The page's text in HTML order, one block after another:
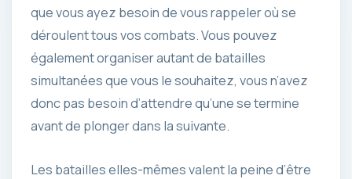
que vous ayez besoin de vous rappeler où se
déroulent tous vos combats. Vous pouvez
également organiser autant de batailles
simultanées que vous le souhaitez, vous n’avez
donc pas besoin d’attendre qu’une se termine
avant de plonger dans la suivante.
Les batailles elles-mêmes valent la peine d’être